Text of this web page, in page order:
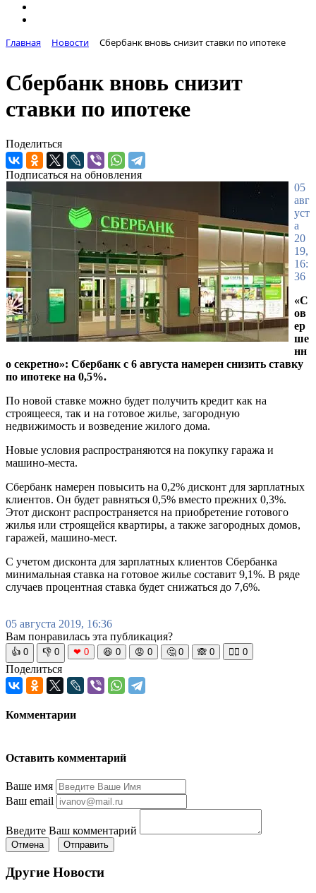
Главная Новости Сбербанк вновь снизит ставки по ипотеке
Сбербанк вновь снизит
ставки по ипотеке
Поделиться
Подписаться на обновления
05
авг
уст
а
20
19,
16:
36
«С
ов
ер
ше
нн
о секретно»: Сбербанк с 6 августа намерен снизить ставку
по ипотеке на 0,5%.
По новой ставке можно будет получить кредит как на
строящееся, так и на готовое жилье, загородную
недвижимость и возведение жилого дома.
Новые условия распространяются на покупку гаража и
машино-места.
Сбербанк намерен повысить на 0,2% дисконт для зарплатных
клиентов. Он будет равняться 0,5% вместо прежних 0,3%.
Этот дисконт распространяется на приобретение готового
жилья или строящейся квартиры, а также загородных домов,
гаражей, машино-мест.
С учетом дисконта для зарплатных клиентов Сбербанка
минимальная ставка на готовое жилье составит 9,1%. В ряде
случаев процентная ставка будет снижаться до 7,6%.
05 августа 2019, 16:36
Вам понравилась эта публикация?
👍 0 👎 0 ❤ 0 😆 0 😡 0 🤔 0 🙈 0 🧘‍♀️ 0
Поделиться
Комментарии
Оставить комментарий
Ваше имя
Ваш email
Введите Ваш комментарий
Отмена Отправить
Другие Новости